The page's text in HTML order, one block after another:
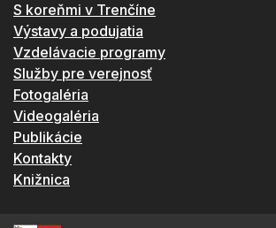
S koreňmi v Trenčíne
Výstavy a podujatia
Vzdelávacie programy
Služby pre verejnosť
Fotogaléria
Videogaléria
Publikácie
Kontakty
Knižnica